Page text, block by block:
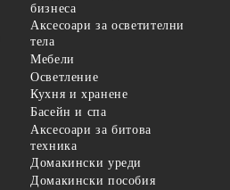
бизнеса
Аксесоари за осветителни
тела
Мебели
Осветление
Кухня и хранене
Басейн и спа
Аксесоари за битова
техника
Домакински уреди
Домакински пособия